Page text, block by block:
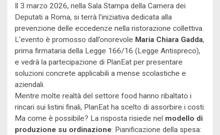
Il 3 marzo 2026, nella Sala Stampa della Camera dei
Deputati a Roma, si terrà l'iniziativa dedicata alla
prevenzione delle eccedenze nella ristorazione collettiva.
L'evento è promosso dall’onorevole Maria Chiara Gadda,
prima firmataria della Legge 166/16 (Legge Antispreco),
e vedrà la partecipazione di PlanEat per presentare
soluzioni concrete applicabili a mense scolastiche e
aziendali.
Mentre molte realtà del settore food hanno ribaltato i
rincari sui listini finali, PlanEat ha scelto di assorbire i costi.
Ma come è possibile? La risposta risiede nel modello di
produzione su ordinazione: Pianificazione della spesa: